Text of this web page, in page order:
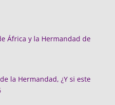
África y la Hermandad de
la Hermandad, ¿Y si este